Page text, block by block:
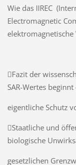
Wie das IIREC
Electromagnetic
Fazit der
SAR-Wertes
eigentliche Schutz
Staatliche und
biologische
gesetzlichen